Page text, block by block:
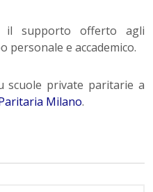
il supporto offerto agli
e accademico.
scuole private paritarie a
Milano.